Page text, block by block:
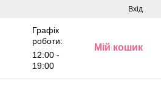
Вхід
Графік
роботи:
12:00 -
19:00
Мій кошик